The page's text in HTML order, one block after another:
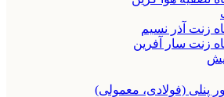
زنت آذر نسیم
زنت سار آفرین
پنلی (فولادی، معمولی)